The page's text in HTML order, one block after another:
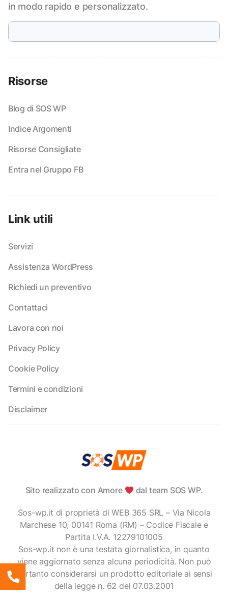
in modo rapido e personalizzato.
Risorse
Blog di SOS WP
Indice Argomenti
Risorse Consigliate
Entra nel Gruppo FB
Link utili
Servizi
Assistenza WordPress
Richiedi un preventivo
Contattaci
Lavora con noi
Privacy Policy
Cookie Policy
Termini e condizioni
Disclaimer
Sito realizzato con Amore dal team SOS WP.
Sos-wp.it di proprietà di WEB 365 SRL – Via Nicola
Marchese 10, 00141 Roma (RM) – Codice Fiscale e
Partita I.V.A. 12279101005
Sos-wp.it non è una testata giornalistica, in quanto
viene aggiornato senza alcuna periodicità. Non può
pertanto considerarsi un prodotto editoriale ai sensi
della legge n. 62 del 07.03.2001